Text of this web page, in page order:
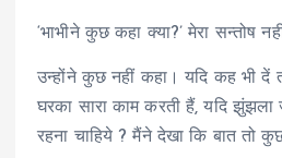
‘भाभीने कुछ कहा क्या?’ मेरा सन्तोष
उन्होंने कुछ नहीं कहा। यदि कह भी दें
घरका सारा काम करती हैं, यदि झुंझला
रहना चाहिये ? मैंने देखा कि बात तो